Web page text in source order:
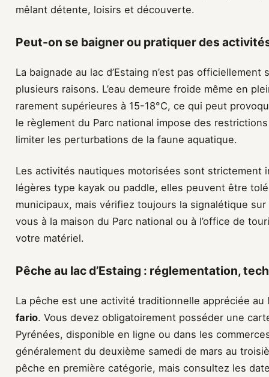
mêlant détente, loisirs et découverte.
Peut-on se baigner ou pratiquer des
La baignade au lac d’Estaing n’est pas
plusieurs raisons. L’eau demeure froide même en
rarement supérieures à 15-18°C, ce qui peut
le règlement du Parc national impose des
limiter les perturbations de la faune aquatique.
Les activités nautiques motorisées sont strictement
légères type kayak ou paddle, elles peuvent être
municipaux, mais vérifiez toujours la signalétique
vous à la maison du Parc national ou à l’office de
votre matériel.
Pêche au lac d’Estaing : réglementation,
La pêche est une activité traditionnelle appréciée au
fario. Vous devez obligatoirement posséder une
Pyrénées, disponible en ligne ou dans les
généralement du deuxième samedi de mars au
pêche en première catégorie, mais consultez les